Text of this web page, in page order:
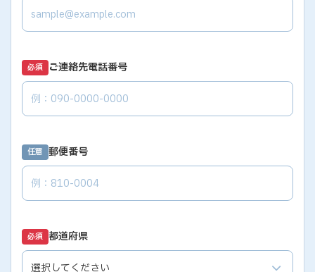
必須 ご連絡先電話番号
任意 郵便番号
必須 都道府県